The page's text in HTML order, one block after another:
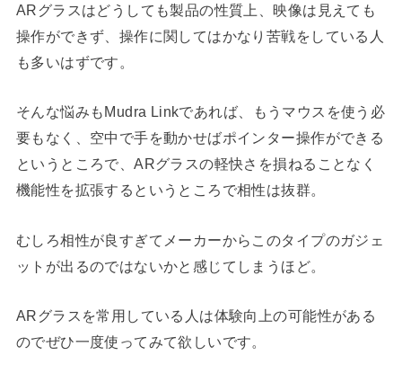
ARグラスはどうしても製品の性質上、映像は見えても
操作ができず、操作に関してはかなり苦戦をしている人
も多いはずです。
そんな悩みもMudra Linkであれば、もうマウスを使う必
要もなく、空中で手を動かせばポインター操作ができる
というところで、ARグラスの軽快さを損ねることなく
機能性を拡張するというところで相性は抜群。
むしろ相性が良すぎてメーカーからこのタイプのガジェ
ットが出るのではないかと感じてしまうほど。
ARグラスを常用している人は体験向上の可能性がある
のでぜひ一度使ってみて欲しいです。